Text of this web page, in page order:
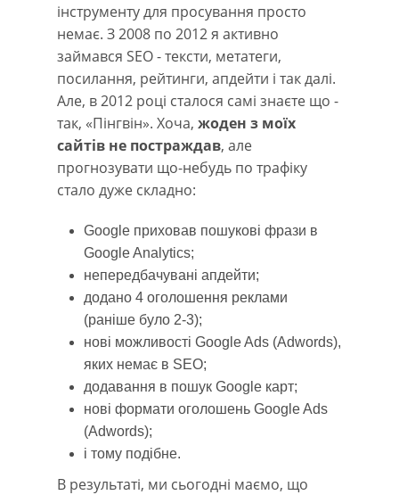
інструменту для просування просто
немає. З 2008 по 2012 я активно
займався SEO - тексти, метатеги,
посилання, рейтинги, апдейти і так далі.
Але, в 2012 році сталося самі знаєте що -
так, «Пінгвін». Хоча, жоден з моїх
сайтів не постраждав, але
прогнозувати що-небудь по трафіку
стало дуже складно:
Google приховав пошукові фрази в
Google Analytics;
непередбачувані апдейти;
додано 4 оголошення реклами
(раніше було 2-3);
нові можливості Google Ads (Adwords),
яких немає в SEO;
додавання в пошук Google карт;
нові формати оголошень Google Ads
(Adwords);
і тому подібне.
В результаті, ми сьогодні маємо, що